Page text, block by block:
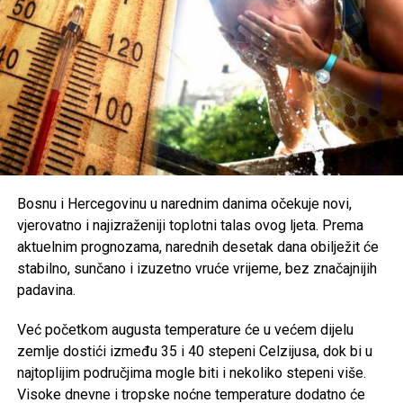
građane na dodatni oprez. Preporučuje se redovna
hidratacija, izbjegavanje boravka na otvorenom u
najtoplijem dijelu dana, nošenje lagane i svijetle odjeće te
zaštita od direktnog sunčevog zračenja.
Poseban oprez savjetuje sestarijim osobama, djeci,
hroničnim bolesnicima i svima koji rade na otvorenom
,
uz preporuku da se pridržavaju savjeta ljekara i, ukoliko je
moguće, borave u rashlađenim prostorijama tokom
najtoplijeg dijela dana.
Share Post
Share
Tweet Share
Bosnu i Hercegovinu u narednim danima očekuje novi,
vjerovatno i najizraženiji toplotni talas ovog ljeta. Prema
aktuelnim prognozama, narednih desetak dana obilježit će
stabilno, sunčano i izuzetno vruće vrijeme, bez značajnijih
padavina.
Već početkom augusta temperature će u većem dijelu
zemlje dostići između 35 i 40 stepeni Celzijusa, dok bi u
najtoplijim područjima mogle biti i nekoliko stepeni više.
Visoke dnevne i tropske noćne temperature dodatno će